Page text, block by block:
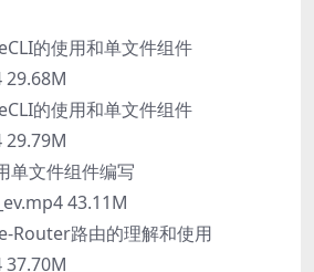
的使用和单文件组件
29.68M
的使用和单文件组件
29.79M
文件组件编写
43.11M
路由的理解和使用
37.70M